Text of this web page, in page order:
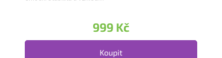
999 Kč
Koupit